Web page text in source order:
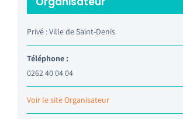
Privé : Ville de Saint-Denis
Téléphone :
0262 40 04 04
Voir le site Organisateur